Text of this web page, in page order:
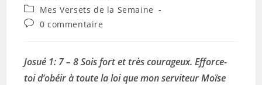
de
la
publication :
publiée :
Post
category:
Mes Versets de la Semaine
Commentaires
publication :
0 commentaire
Josué 1: 7 – 8 Sois fort et très courageux. Efforce-
toi d’obéir à toute la loi que mon serviteur Moïse